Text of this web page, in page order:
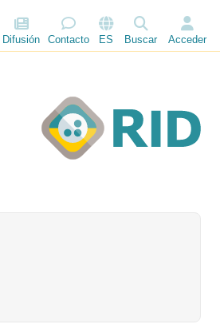
Difusión Contacto ES Buscar Acceder